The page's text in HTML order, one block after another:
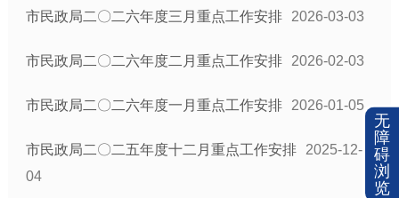
市民政局二〇二六年度三月重点工作安排 2026-03-03
市民政局二〇二六年度二月重点工作安排 2026-02-03
市民政局二〇二六年度一月重点工作安排 2026-01-05
市民政局二〇二五年度十二月重点工作安排
2025-12-
04
无
障
碍
浏
览